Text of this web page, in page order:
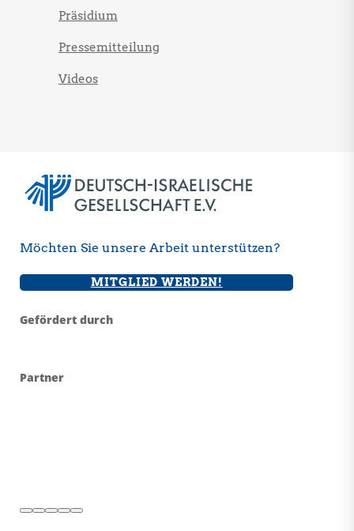
Präsidium
Pressemitteilung
Videos
Möchten Sie unsere Arbeit unterstützen?
MITGLIED WERDEN!
Gefördert durch
Partner